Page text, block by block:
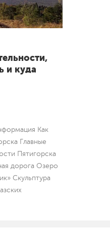
и куда
Как
Главные
Пятигорска
дорога Озеро
Скульптура